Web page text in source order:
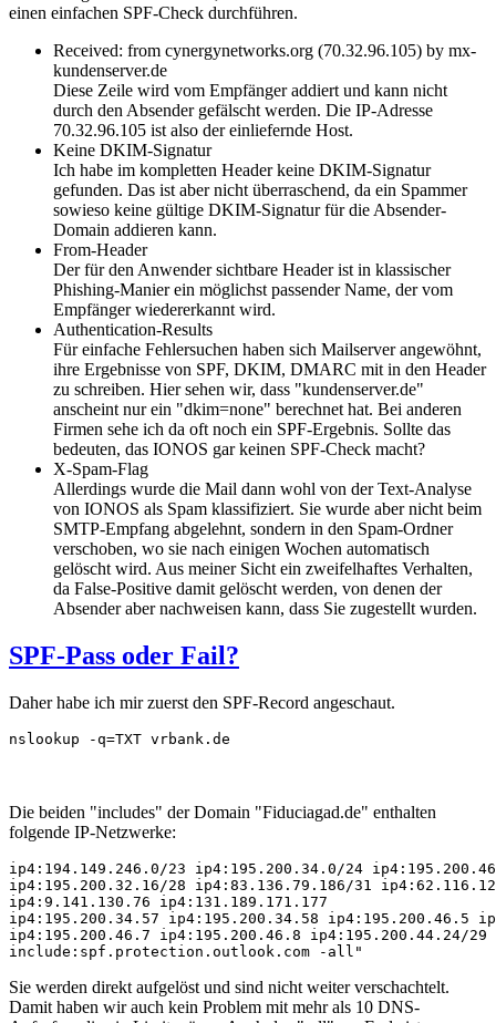
einen einfachen SPF-Check durchführen.
Received: from cynergynetworks.org (70.32.96.105) by mx-
kundenserver.de
Diese Zeile wird vom Empfänger addiert und kann nicht
durch den Absender gefälscht werden. Die IP-Adresse
70.32.96.105 ist also der einliefernde Host.
Keine DKIM-Signatur
Ich habe im kompletten Header keine DKIM-Signatur
gefunden. Das ist aber nicht überraschend, da ein Spammer
sowieso keine gültige DKIM-Signatur für die Absender-
Domain addieren kann.
From-Header
Der für den Anwender sichtbare Header ist in klassischer
Phishing-Manier ein möglichst passender Name, der vom
Empfänger wiedererkannt wird.
Authentication-Results
Für einfache Fehlersuchen haben sich Mailserver angewöhnt,
ihre Ergebnisse von SPF, DKIM, DMARC mit in den Header
zu schreiben. Hier sehen wir, dass "kundenserver.de"
anscheint nur ein "dkim=none" berechnet hat. Bei anderen
Firmen sehe ich da oft noch ein SPF-Ergebnis. Sollte das
bedeuten, das IONOS gar keinen SPF-Check macht?
X-Spam-Flag
Allerdings wurde die Mail dann wohl von der Text-Analyse
von IONOS als Spam klassifiziert. Sie wurde aber nicht beim
SMTP-Empfang abgelehnt, sondern in den Spam-Ordner
verschoben, wo sie nach einigen Wochen automatisch
gelöscht wird. Aus meiner Sicht ein zweifelhaftes Verhalten,
da False-Positive damit gelöscht werden, von denen der
Absender aber nachweisen kann, dass Sie zugestellt wurden.
SPF-Pass oder Fail?
Daher habe ich mir zuerst den SPF-Record angeschaut.
nslookup -q=TXT vrbank.de
Die beiden "includes" der Domain "Fiduciagad.de" enthalten
folgende IP-Netzwerke:
ip4:194.149.246.0/23 ip4:195.200.34.0/24
ip4:195.200.32.16/28 ip4:83.136.79.186/31
ip4:9.141.130.76 ip4:131.189.171.177
ip4:195.200.34.57 ip4:195.200.34.58 ip4:195.200.46.5
ip4:195.200.46.7 ip4:195.200.46.8 ip4:195.200.44.24/29
include:spf.protection.outlook.com -all"
Sie werden direkt aufgelöst und sind nicht weiter verschachtelt.
Damit haben wir auch kein Problem mit mehr als 10 DNS-